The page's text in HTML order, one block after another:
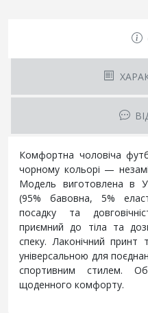
Комфортна чоловіча
чорному кольорі —
Модель виготовлена в
(95% бавовна, 5%
посадку та
приємний до тіла та
спеку. Лаконічний принт
універсальною для
спортивним стилем.
щоденного комфорту.